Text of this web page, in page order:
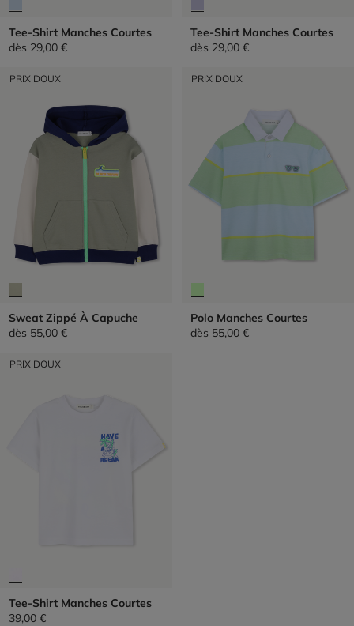
Tee-Shirt Manches Courtes
dès 29,00 €
Tee-Shirt Manches Courtes
dès 29,00 €
PRIX DOUX
Sweat Zippé À Capuche
dès 55,00 €
PRIX DOUX
Polo Manches Courtes
dès 55,00 €
PRIX DOUX
Tee-Shirt Manches Courtes
39,00 €